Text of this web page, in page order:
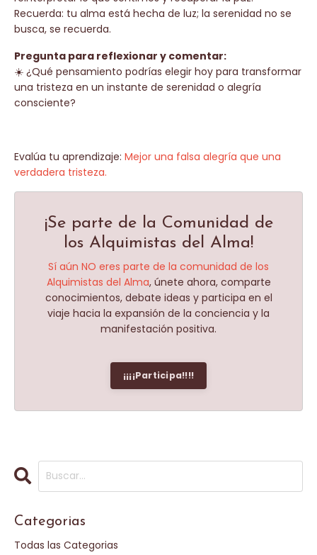
Recuerda: tu alma está hecha de luz; la serenidad no se
busca, se recuerda.
Pregunta para reflexionar y comentar:
☀️ ¿Qué pensamiento podrías elegir hoy para transformar
una tristeza en un instante de serenidad o alegría
consciente?
Evalúa tu aprendizaje: Mejor una falsa alegría que una
verdadera tristeza.
¡Se parte de la Comunidad de
los Alquimistas del Alma!
Sí aún NO eres parte de la comunidad de los
Alquimistas del Alma, únete ahora, comparte
conocimientos, debate ideas y participa en el
viaje hacia la expansión de la conciencia y la
manifestación positiva.
¡¡¡¡Participa!!!!
Categorias
Todas las Categorias